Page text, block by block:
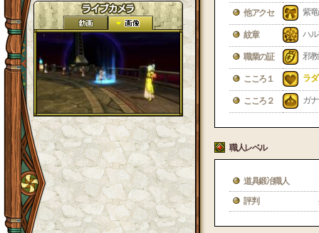
他アクセ 紫
紋章 ハ
職業の証 邪
こころ１ ラ
こころ２ ガ
職人レベル
道具鍛冶職人
評判